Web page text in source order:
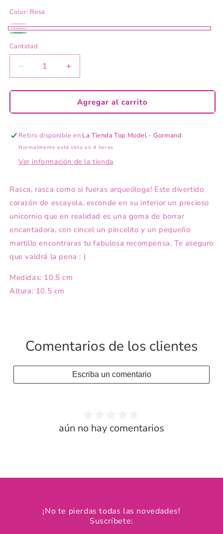
Color: Rosa
Púrpura
Variante
agotada
o
Rosa
Cantidad
Reducir
cantidad
para
Goma
borrar
Aumentar
cantidad
para
Ylvi
Goma
borrar
Agregar al carrito
Retiro disponible en La Tienda Top Model - Gormand
Normalmente está listo en 4 horas
Ver información de la tienda
Rasca, rasca como si fueras arqueóloga! Este divertido
corazón de escayola, esconde en su interior un precioso
unicornio que en realidad es una goma de borrar
encantadora, con cincel un pincelito y un pequeño
martillo encontraras tu fabulosa recompensa. Te aseguro
que valdrá la pena : )
Medidas: 10.5 cm
Altura: 10.5 cm
Comentarios de los clientes
Escriba un comentario
aún no hay comentarios
¡No te pierdas todas las novedades!
Suscríbete: